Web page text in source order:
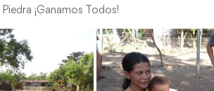
¡Ganamos Todos!